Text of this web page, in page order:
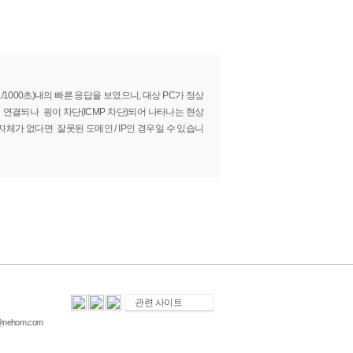
초)내의 빠른 응답을 보였으니, 대상 PC가 정상
결되나 핑이 차단(ICMP 차단)되어 나타나는 현상
가 없다면 잘못된 도메인 / IP인 경우일 수 있습니